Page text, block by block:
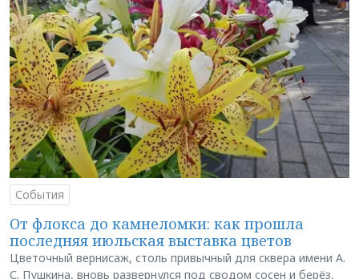
События
От флокса до камнеломки: как прошла
последняя июльская выставка цветов
Цветочный вернисаж, столь привычный для сквера имени А.
С. Пушкина, вновь развернулся под сводом сосен и берёз,